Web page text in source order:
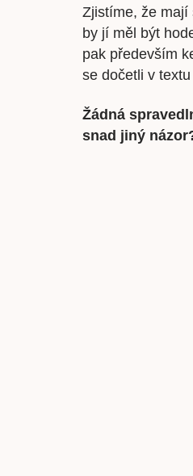
Zjistíme, že mají
by jí měl být
pak především
se dočetli v
Žádná
snad jiný